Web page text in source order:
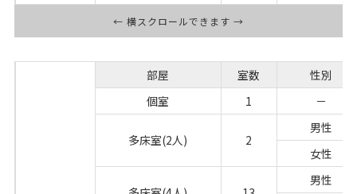
← 横スクロールできます →
部屋 室数
性別
個室
1 －
多床室(2人) 2
男性
女性
男性